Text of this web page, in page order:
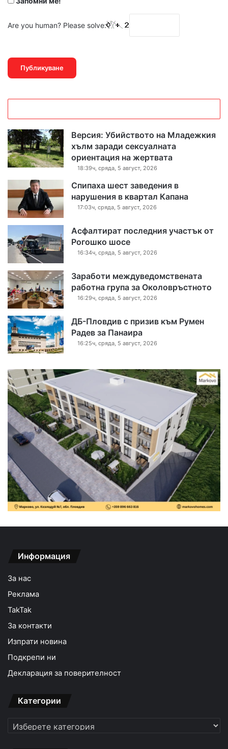
Are you human? Please solve:
Версия: Убийството на Младежкия
хълм заради сексуалната
ориентация на жертвата
18:39ч, сряда, 5 август, 2026
Спипаха шест заведения в
нарушения в квартал Капана
17:03ч, сряда, 5 август, 2026
Асфалтират последния участък от
Рогошко шосе
16:34ч, сряда, 5 август, 2026
Заработи междуведомствената
работна група за Околовръстното
16:29ч, сряда, 5 август, 2026
ДБ-Пловдив с призив към Румен
Радев за Панаира
16:25ч, сряда, 5 август, 2026
Информация
За нас
Реклама
TakTak
За контакти
Изпрати новина
Подкрепи ни
Декларация за поверителност
Категории
Категории